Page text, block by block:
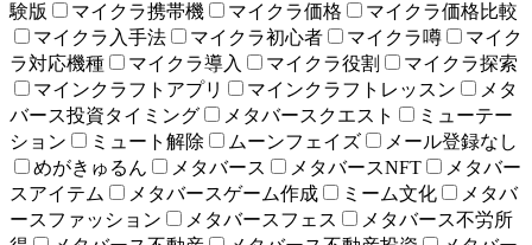
験版
マイクラ携帯機 マイクラ価格
マイクラ価格比較
マイクラ入手法
マイクラ初心者 マイクラ噂
マイク
ラ対応機種
マイクラ導入 マイクラ役割
マイクラ探索
マインクラフトアプリ
マインクラフトレッスン
メタ
バース投資タイミング
メタバースクエスト
ミューテー
ション
ミュート解除 ムーンフェイズ
メール登録なし
めがきゅるん
メタバース メタバースNFT
メタバー
スアイテム
メタバースゲーム作成 ミーム文化
メタバ
ースファッション
メタバースフェス
メタバース不労所